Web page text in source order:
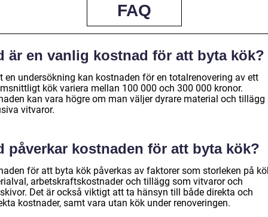
FAQ
är en vanlig kostnad för att byta kök?
en undersökning kan kostnaden för en totalrenovering av ett
kök variera mellan 100 000 och 300 000 kronor.
kan vara högre om man väljer dyrare material och tillägg
vitvaror.
påverkar kostnaden för att byta kök?
för att byta kök påverkas av faktorer som storleken på
arbetskraftskostnader och tillägg som vitvaror och
Det är också viktigt att ta hänsyn till både direkta och
kostnader, samt vara utan kök under renoveringen.